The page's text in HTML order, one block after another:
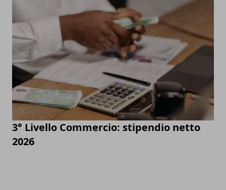
3° Livello Commercio: stipendio netto
2026